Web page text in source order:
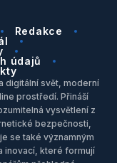
Redakce
údajů
digitální svět, moderní
prostředí. Přináší
vysvětlení z
bezpečnosti,
se také významným
inovací, které formují